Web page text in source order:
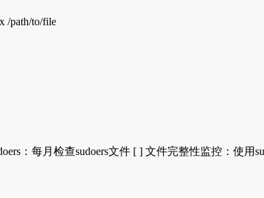
/path/to/file
：每月检查sudoers文件 [ ] 文件完整性监控：使用